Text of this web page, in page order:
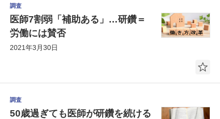
調査
医師7割弱「補助ある」…研鑽＝
労働には賛否
2021年3月30日
調査
50歳過ぎても医師が研鑽を続ける